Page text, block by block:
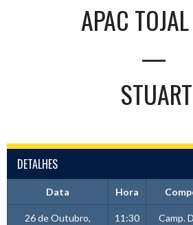
APAC
—
STUART
DETALHES
Data Hora
26 de Outubro,
11:30
Camp.